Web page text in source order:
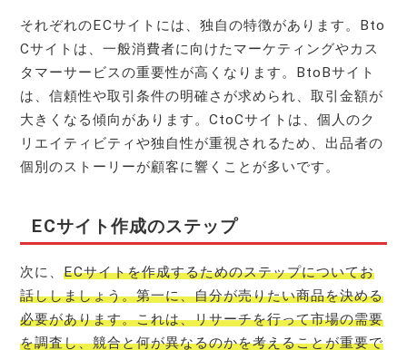
それぞれのECサイトには、独自の特徴があります。Bto
Cサイトは、一般消費者に向けたマーケティングやカス
タマーサービスの重要性が高くなります。BtoBサイト
は、信頼性や取引条件の明確さが求められ、取引金額が
大きくなる傾向があります。CtoCサイトは、個人のク
リエイティビティや独自性が重視されるため、出品者の
個別のストーリーが顧客に響くことが多いです。
ECサイト作成のステップ
次に、ECサイトを作成するためのステップについてお
話ししましょう。第一に、自分が売りたい商品を決める
必要があります。これは、リサーチを行って市場の需要
を調査し、競合と何が異なるのかを考えることが重要で